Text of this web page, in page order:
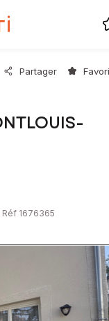
Partager
Réf 1676365